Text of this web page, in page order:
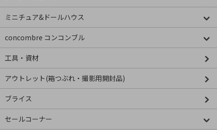
ミニチュア&ドールハウス
concombre コンコンブル
工具・資材
アウトレット(箱つぶれ・撮影用開封品)
ブライス
セールコーナー